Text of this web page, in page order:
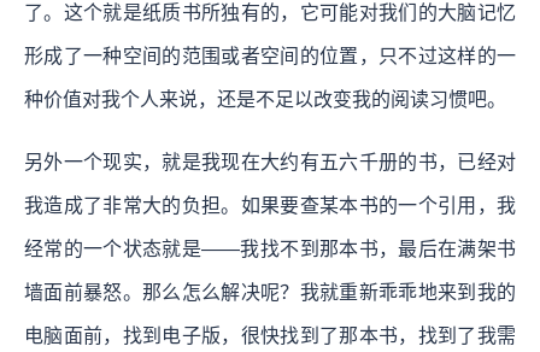
了。这个就是纸质书所独有的，它可能对我们的大脑记忆
形成了一种空间的范围或者空间的位置，只不过这样的一
种价值对我个人来说，还是不足以改变我的阅读习惯吧。
另外一个现实，就是我现在大约有五六千册的书，已经对
我造成了非常大的负担。如果要查某本书的一个引用，我
经常的一个状态就是——我找不到那本书，最后在满架书
墙面前暴怒。那么怎么解决呢？我就重新乖乖地来到我的
电脑面前，找到电子版，很快找到了那本书，找到了我需